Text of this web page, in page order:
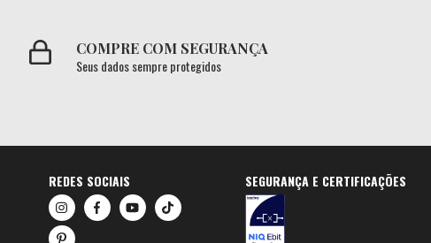
COMPRE COM SEGURANÇA
Seus dados sempre protegidos
REDES SOCIAIS SEGURANÇA E CERTIFICAÇÕES